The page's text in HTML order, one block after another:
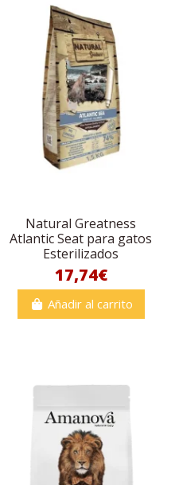
Natural Greatness
Atlantic Seat para gatos
Esterilizados
17,74€
Añadir al carrito